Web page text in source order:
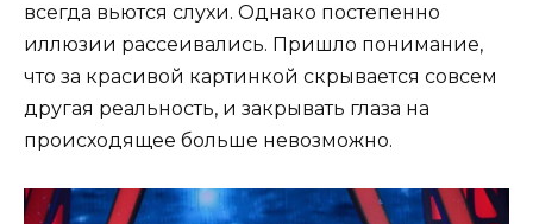
всегда вьются слухи. Однако постепенно
иллюзии рассеивались. Пришло понимание,
что за красивой картинкой скрывается совсем
другая реальность, и закрывать глаза на
происходящее больше невозможно.